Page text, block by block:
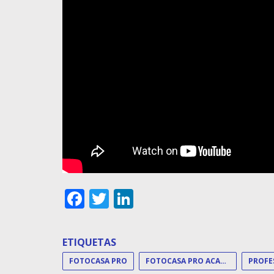
Facebook
Twitter
ETIQUETAS
FOTOCASA PRO FOTOCASA PRO ACADEMY